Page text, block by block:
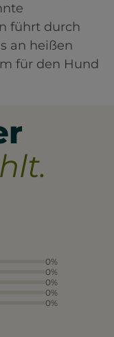
führt durch
an heißen
für den Hund
0%
0%
0%
0%
0%